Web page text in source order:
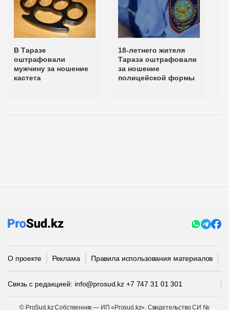
В Таразе
оштрафовали
мужчину за ношение
кастета
18-летнего жителя
Тараза оштрафовали
за ношение
полицейской формы
О проекте Реклама Правила использования материалов
Связь с редакцией: info@prosud.kz +7 747 31 01 301
© ProSud.kz Собственник — ИП «Prosud.kz». Свидетельство СИ №